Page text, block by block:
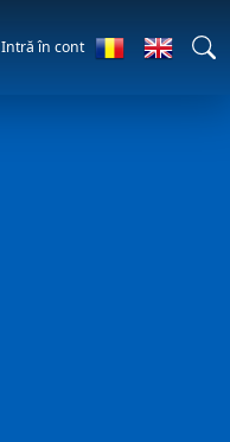
Intră în cont